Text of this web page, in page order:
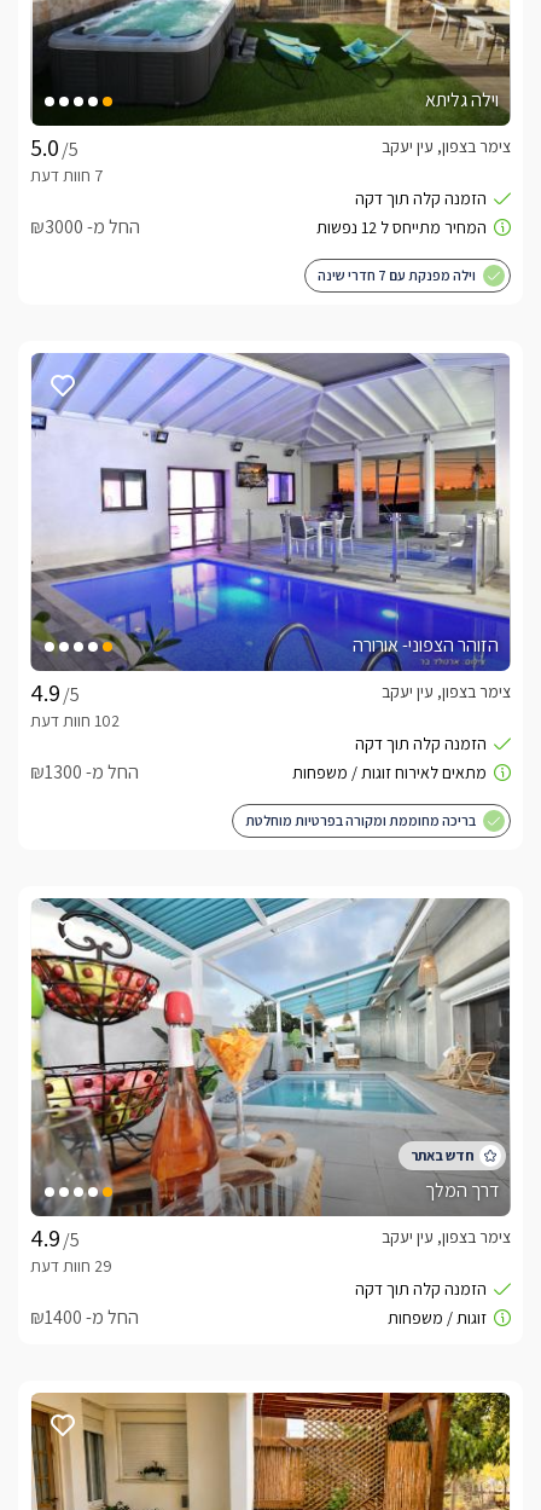
וילה גליתא
/5
צימר בצפון, עין יעקב
החל מ- ₪3000
וילה מפנקת עם 7 חדרי שינה
הזוהר הצפוני- אורורה
/5
צימר בצפון, עין יעקב
החל מ- ₪1300
בריכה מחוממת ומקורה בפרטיות מוחלטת
דרך המלך
/5
צימר בצפון, עין יעקב
החל מ- ₪1400